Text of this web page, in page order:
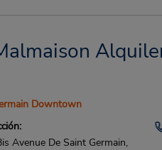
Downtown
Avenue De Saint Germain,